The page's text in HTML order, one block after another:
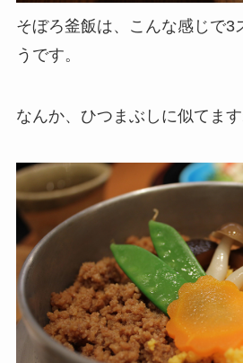
そぼろ釜飯は、こんな感じで3
うです。
なんか、ひつまぶしに似てます